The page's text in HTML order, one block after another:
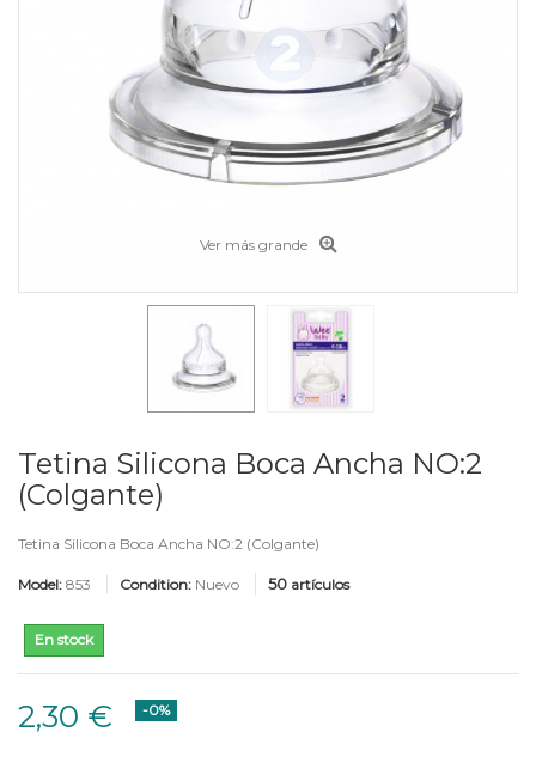
Ver más grande
Tetina Silicona Boca Ancha NO:2
(Colgante)
Tetina Silicona Boca Ancha NO:2 (Colgante)
Model: 853 Condition: Nuevo 50 artículos
En stock
2,30 € -0%